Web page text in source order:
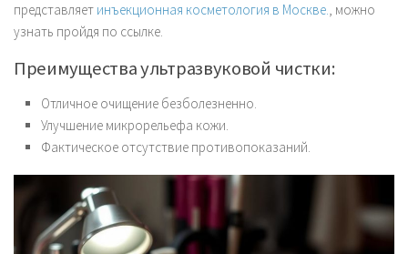
представляет инъекционная косметология в Москве., можно
узнать пройдя по ссылке.
Преимущества ультразвуковой чистки:
Отличное очищение безболезненно.
Улучшение микрорельефа кожи.
Фактическое отсутствие противопоказаний.